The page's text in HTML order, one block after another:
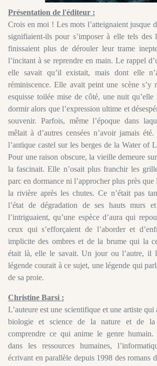
Présentation de l'éditeur :
Crois en moi ! Les mots l’atteignaient jusque
signifiaient-ils pour s’imposer à elle tels des
finissaient plus de dérouler leur trame
l’incitant à se reprendre en main. Le rappel
elle savait qu’il existait, mais dont elle
réminiscence. Elle avait peint une scène s’y
esquisse toilée mise de côté, une nuit qu’elle
dormir alors que l’expression ultime et
souvenir. Parfois, même l’époque dans
mêlait à d’autres censées n’avoir jamais
l’antique castel sur les berges de la Water of
Pour une raison obscure, la vieille demeure
la fascinait. Elle n’osait plus franchir les
parc en dormance ni l’approcher plus près que
la rivière après les chutes. Ce n’était pas
l’état de dégradation de ses hauts murs
l’intriguaient, qu’une espèce d’aura qui
ceux qui s’efforçaient de l’aborder et
implicite des ombres et de la brume qui la
était là, elle le savait. Un jour ou l’autre, il
légende courait à ce sujet, une légende qui
de sa proie.
Christine Barsi :
L’auteure est une scientifique et une artiste qui
biologie et science de la nature et de la
comprendre ce qui anime le genre humain.
dans les ressources humaines,
écrivant en parallèle depuis 1998 des romans